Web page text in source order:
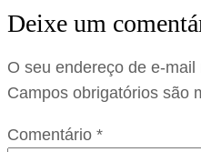
Deixe um
O seu endereço de e-
Campos obrigatórios são
Comentário *